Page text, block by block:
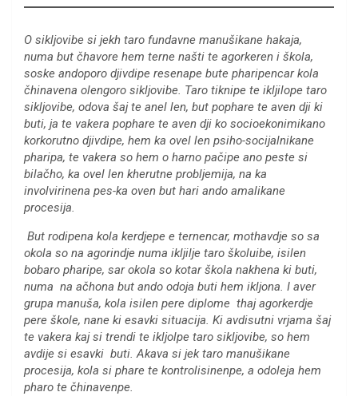
O sikljovibe si jekh taro fundavne manušikane hakaja,
numa but čhavore hem terne našti te agorkeren i škola,
soske andoporo djivdipe resenape bute pharipencar kola
čhinavena olengoro sikljovibe. Taro tiknipe te ikljilope taro
sikljovibe, odova šaj te anel len, but pophare te aven dji ki
buti, ja te vakera pophare te aven dji ko socioekonimikano
korkorutno djivdipe, hem ka ovel len psiho-socijalnikane
pharipa, te vakera so hem o harno pačipe ano peste si
bilačho, ka ovel len kherutne probljemija, na ka
involvirinena pes-ka oven but hari ando amalikane
procesija.
But rodipena kola kerdjepe e ternencar, mothavdje so sa
okola so na agorindje numa ikljilje taro školuibe, isilen
bobaro pharipe, sar okola so kotar škola nakhena ki buti,
numa na ačhona but ando odoja buti hem ikljona. I aver
grupa manuša, kola isilen pere diplome thaj agorkerdje
pere škole, nane ki esavki situacija. Ki avdisutni vrjama šaj
te vakera kaj si trendi te ikljolpe taro sikljovibe, so hem
avdije si esavki buti. Akava si jek taro manušikane
procesija, kola si phare te kontrolisinenpe, a odoleja hem
pharo te čhinavenpe.